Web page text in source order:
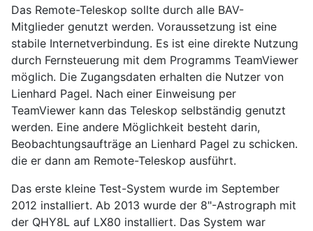
Das Remote-Teleskop sollte durch alle BAV-
Mitglieder genutzt werden. Voraussetzung ist eine
stabile Internetverbindung. Es ist eine direkte Nutzung
durch Fernsteuerung mit dem Programms TeamViewer
möglich. Die Zugangsdaten erhalten die Nutzer von
Lienhard Pagel. Nach einer Einweisung per
TeamViewer kann das Teleskop selbständig genutzt
werden. Eine andere Möglichkeit besteht darin,
Beobachtungsaufträge an Lienhard Pagel zu schicken.
die er dann am Remote-Teleskop ausführt.
Das erste kleine Test-System wurde im September
2012 installiert. Ab 2013 wurde der 8"-Astrograph mit
der QHY8L auf LX80 installiert. Das System war